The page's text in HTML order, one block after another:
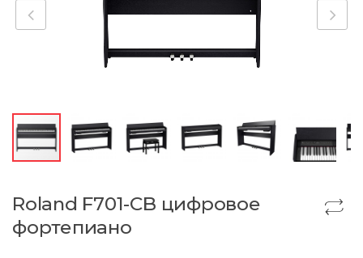
Roland F701-CB цифровое
фортепиано